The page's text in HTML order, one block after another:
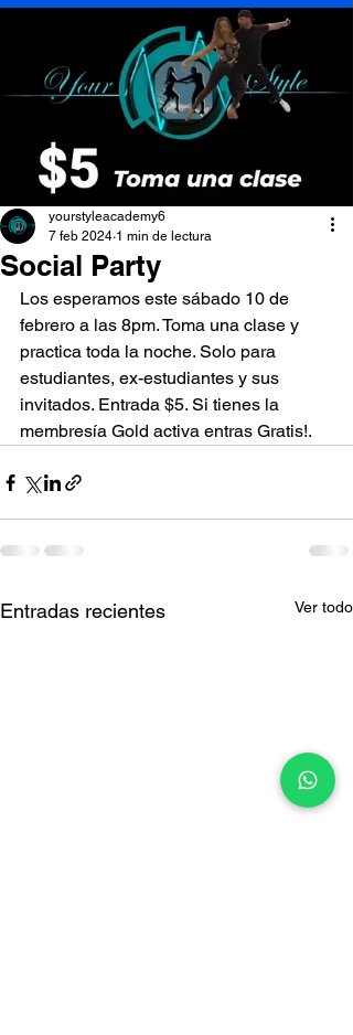
Social Party
yourstyleacademy6
7 feb 2024 1 min de lectura
Los esperamos este sábado 10 de
febrero a las 8pm. Toma una clase y
practica toda la noche. Solo para
estudiantes, ex-estudiantes y sus
invitados. Entrada $5. Si tienes la
membresía Gold activa entras Gratis!.
Entradas recientes Ver todo